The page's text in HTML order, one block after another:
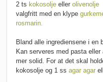
2 ts kokosolje eller olivenolje
valgfritt med en klype
rosmarin.
Bland alle ingrediensene i en
Kan serveres med pasta
mer solid. For at det skal
kokosolje og 1 ss agar agar